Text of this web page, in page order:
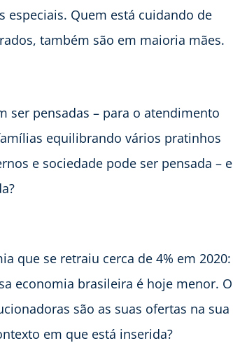
especiais. Quem está cuidando de
também são em maioria mães.
ser pensadas – para o atendimento
equilibrando vários pratinhos
e sociedade pode ser pensada – e
que se retraiu cerca de 4% em 2020:
economia brasileira é hoje menor. O
são as suas ofertas na sua
em que está inserida?